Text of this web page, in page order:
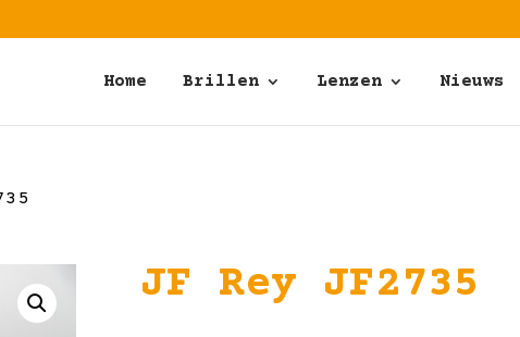
Home Brillen Lenzen Nieuws
JF Rey JF2735